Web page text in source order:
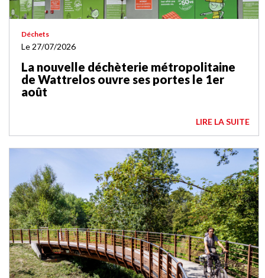
Déchets
Le 27/07/2026
La nouvelle déchèterie métropolitaine
de Wattrelos ouvre ses portes le 1er
août
LIRE LA SUITE